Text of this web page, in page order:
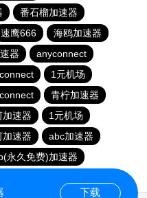
番石榴加速器
速鹰666
海鸥加速器
器
anyconnect
1元机场
青柠加速器
加速器
1元机场
加速器
abc加速器
永久免费)加速器
下载